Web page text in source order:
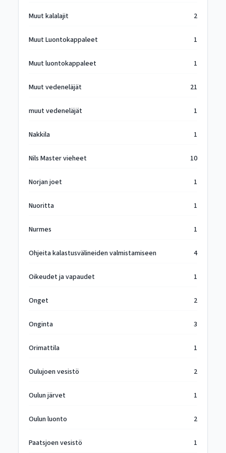
Muut kalalajit 2
Muut Luontokappaleet 1
Muut luontokappaleet 1
Muut vedeneläjät 21
muut vedeneläjät 1
Nakkila 1
Nils Master vieheet 10
Norjan joet 1
Nuoritta 1
Nurmes 1
Ohjeita kalastusvälineiden valmistamiseen 4
Oikeudet ja vapaudet 1
Onget 2
Onginta 3
Orimattila 1
Oulujoen vesistö 2
Oulun järvet 1
Oulun luonto 2
Paatsjoen vesistö 1